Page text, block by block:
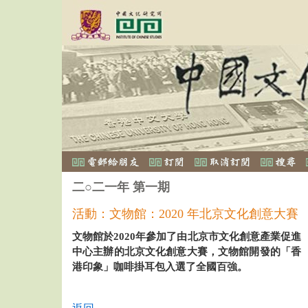
二○二一年 第一期
活動：文物館：2020 年北京文化創意大賽
文物館於2020年參加了由北京市文化創意產業促進
中心主辦的北京文化創意大賽，文物館開發的「香
港印象」咖啡掛耳包入選了全國百強。